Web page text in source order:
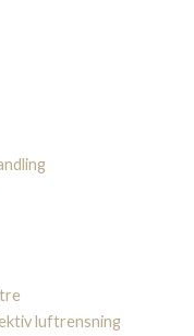
luftrensning